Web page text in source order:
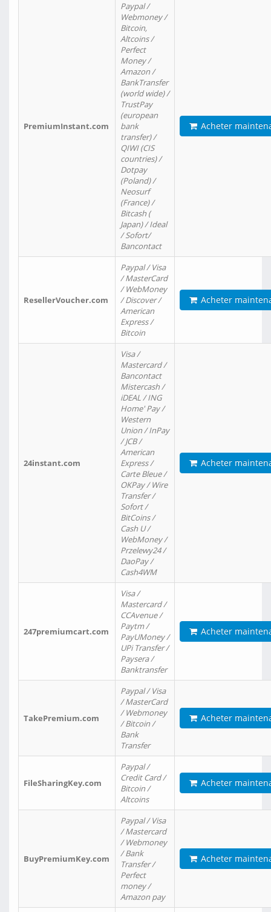
PremiumInstant.com
Paypal /
Webmoney /
Bitcoin,
Altcoins /
Perfect
Money /
Amazon /
BankTransfer
(world wide) /
TrustPay
(european
bank
transfer) /
QIWI (CIS
countries) /
Dotpay
(Poland) /
Neosurf
(France) /
Bitcash (
Japan) / Ideal
/ Sofort/
Bancontact
Acheter
ResellerVoucher.com
Paypal / Visa
/ MasterCard
/ WebMoney
/ Discover /
American
Express /
Bitcoin
Acheter
24instant.com
Visa /
Mastercard /
Bancontact
Mistercash /
iDEAL / ING
Home' Pay /
Western
Union / InPay
/ JCB /
American
Express /
Carte Bleue /
OKPay / Wire
Transfer /
Sofort /
BitCoins /
Cash U /
WebMoney /
Przelewy24 /
DaoPay /
Cash4WM
Acheter
247premiumcart.com
Visa /
Mastercard /
CCAvenue /
Paytm /
PayUMoney /
UPi Transfer /
Paysera /
Banktransfer
Acheter
TakePremium.com
Paypal / Visa
/ MasterCard
/ Webmoney
/ Bitcoin /
Bank
Transfer
Acheter
FileSharingKey.com
Paypal /
Credit Card /
Bitcoin /
Altcoins
Acheter
BuyPremiumKey.com
Paypal / Visa
/ Mastercard
/ Webmoney
/ Bank
Transfer /
Perfect
money /
Amazon pay
Acheter